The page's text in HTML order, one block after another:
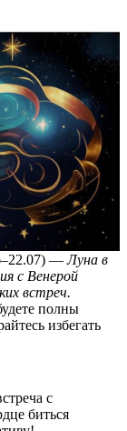
—Луна в
с Венерой
встреч.
полны
избегать
с
биться